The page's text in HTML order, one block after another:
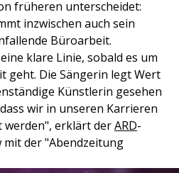
früheren unterscheidet:
inzwischen auch sein
Büroarbeit.
klare Linie, sobald es um
geht. Die Sängerin legt Wert
Künstlerin gesehen
wir in unseren Karrieren
werden", erklärt derARD-
der "Abendzeitung